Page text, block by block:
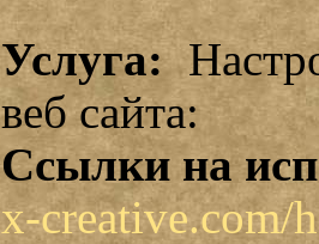
Услуга:
веб сайта:
Ссылки на
x-creative.com/